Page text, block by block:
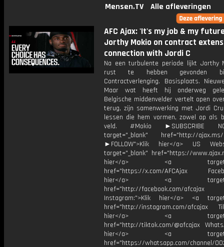
Mensen.TV
Alle afleveringen
AFC Ajax: 'It's my job & my
Jorthy Mokio on contract
connection with Jordi C
Na een turbulente periode lijkt Jorthy
rust te hebben gevonden
Contractverlenging. Basisplaats.
Maar wat heeft hij onderweg
Belgische middenvelder vertelt open
terug, zijn samenwerking met Jordi
lessen die hem vormen, zowel op als
veld. #Mokio ►SUBSCRIBE
target="_blank" href="http://ajax.ms/
►FOLLOW">Klik hier</a> US
target="_blank" href="https://
hier</a> <a
href="https://x.com/AFCAjax
hier</a> <a
href="http://facebook.com/afcajax
Instagram:">Klik hier</a> <a
href="http://instagram.com/afcajax
hier</a> <a
href="http://tiktok.com/@afcajax
hier</a> <a
href="https://whatsapp.com/channel/